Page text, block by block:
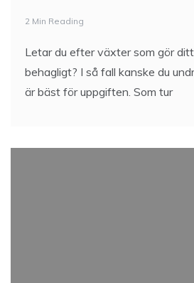
2 Min Reading
Letar du efter växter som gör
behagligt? I så fall kanske du
är bäst för uppgiften. Som tur